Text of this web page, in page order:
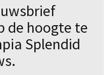
de hoogte te
Splendid